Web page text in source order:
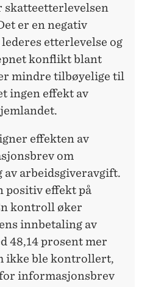
er en negativ
etterlevelse og
konflikt blant
mindre tilbøyelige til
ingen effekt av
effekten av
om
arbeidsgiveravgift.
positiv effekt på
kontroll øker
innbetaling av
48,14 prosent mer
ikke ble kontrollert,
informasjonsbrev